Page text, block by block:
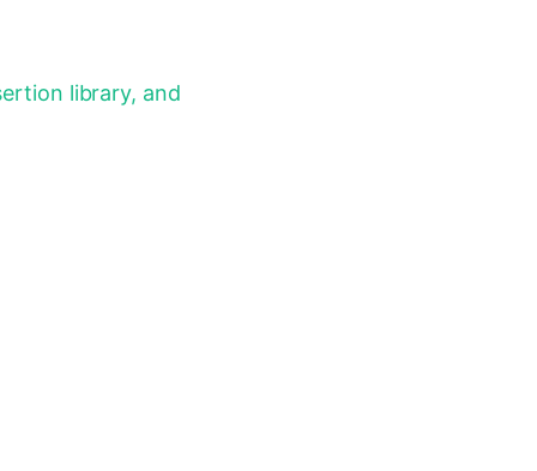
library, and